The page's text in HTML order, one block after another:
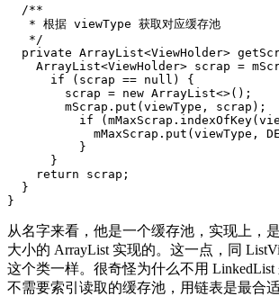
/**
   * 根据 viewType 获取对应缓存池
   */
private ArrayList<ViewHolder>
ArrayList<ViewHolder> scrap =
if
( scrap == null )
{
scrap = new ArrayList<>();
mScrap . put ( viewType , scrap );
if
( mMaxScrap . indexOfKey(
mMaxScrap . put ( viewType ,
}
}
return
scrap ;
}
}
从名字来看，他是一个缓存池，实现上，
大小的 ArrayList 实现的。这一点，同
这个类一样。很奇怪为什么不用
不需要索引读取的缓存池，用链表是最合适